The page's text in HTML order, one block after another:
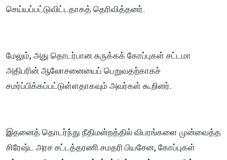
செய்யப்பட்டுவிட்டதாகத் தெரிவித்தனர்.
மேலும், அது தொடர்பான சுருக்கக் கோப்புகள் சட்டமா
அதிபரின் ஆலோசனையைப் பெறுவதற்காகச்
சமர்ப்பிக்கப்பட்டுள்ளதாகவும் அவர்கள் கூறினர்.
இதனைத் தொடர்ந்து நீதிமன்றத்தில் விபரங்களை முன்வைத்த
சிரேஷ்ட அரச சட்டத்தரணி சமதரி பியசேன, கோப்புகள்